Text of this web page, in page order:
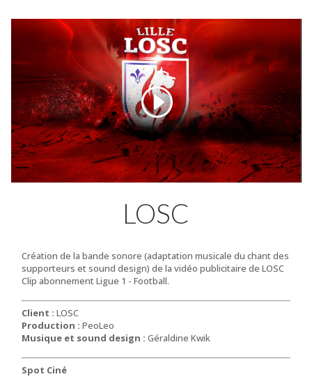
LOSC
Création de la bande sonore (adaptation musicale du chant des
supporteurs et sound design) de la vidéo publicitaire de LOSC
Clip abonnement Ligue 1 - Football.
Client :LOSC
Production : PeoLeo
Musique et sound design : Géraldine Kwik
Spot Ciné